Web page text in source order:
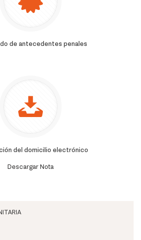
de antecedentes penales
del domicilio electrónico
Descargar Nota